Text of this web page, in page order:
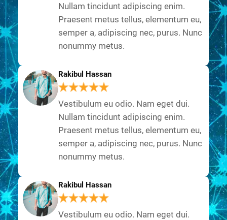
Nullam tincidunt adipiscing enim.
Praesent metus tellus, elementum eu,
semper a, adipiscing nec, purus. Nunc
nonummy metus.
Rakibul Hassan
Vestibulum eu odio. Nam eget dui.
Nullam tincidunt adipiscing enim.
Praesent metus tellus, elementum eu,
semper a, adipiscing nec, purus. Nunc
nonummy metus.
Rakibul Hassan
Vestibulum eu odio. Nam eget dui.